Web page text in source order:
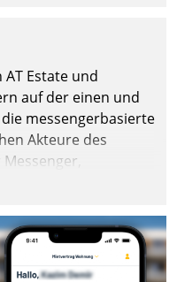
Estate und
auf der einen und
messengerbasierte
Akteure des
oder